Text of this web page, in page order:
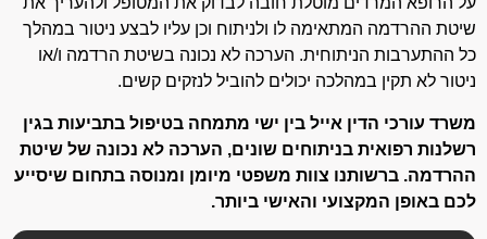
שיטת ההרדמה המתאימה לו ולניתוח וכן עליו לבצע ניטור במהלך
כל ההתערבות הניתוחית. הערכה לא נכונה בשיטת הרדמה ו/או
ניטור לא תקין במהלכה יכולים להוביל לנזקים קשים.
משרד עורכי הדין אייל בין ישי מתמחה בטיפול בתביעות בגין
רשלנות רפואית בניתוחים שונים, הערכה לא נכונה של שיטת
ההרדמה. ברשותנו צוות משפטי מיומן ומנוסה בתחום שיסייע
לכם באופן המקצועי והאישי ביותר.